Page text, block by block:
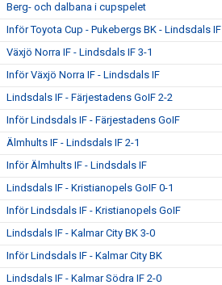
Berg- och dalbana i cupspelet
Inför Toyota Cup - Pukebergs BK - Lindsdals IF
Växjö Norra IF - Lindsdals IF 3-1
Inför Växjö Norra IF - Lindsdals IF
Lindsdals IF - Färjestadens GoIF 2-2
Inför Lindsdals IF - Färjestadens GoIF
Älmhults IF - Lindsdals IF 2-1
Inför Älmhults IF - Lindsdals IF
Lindsdals IF - Kristianopels GoIF 0-1
Inför Lindsdals IF - Kristianopels GoIF
Lindsdals IF - Kalmar City BK 3-0
Inför Lindsdals IF - Kalmar City BK
Lindsdals IF - Kalmar Södra IF 2-0